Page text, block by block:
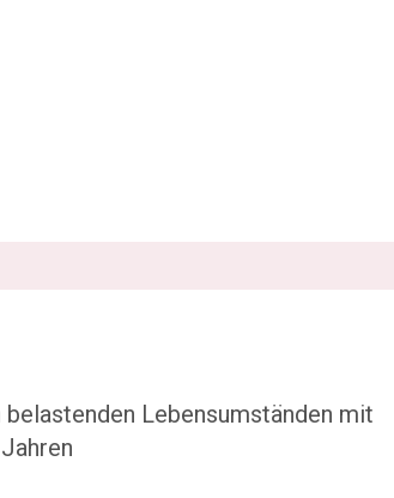
Lebensumständen mit